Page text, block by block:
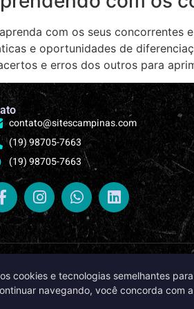
cookies e tecnologias semelhantes
navegando, você concorda com
com os seus concorrentes
e oportunidades de
e erros dos outros para
contato@sitescampinas.com
(19) 98705-7663
(19) 98705-7663
cookies para melhorar sua